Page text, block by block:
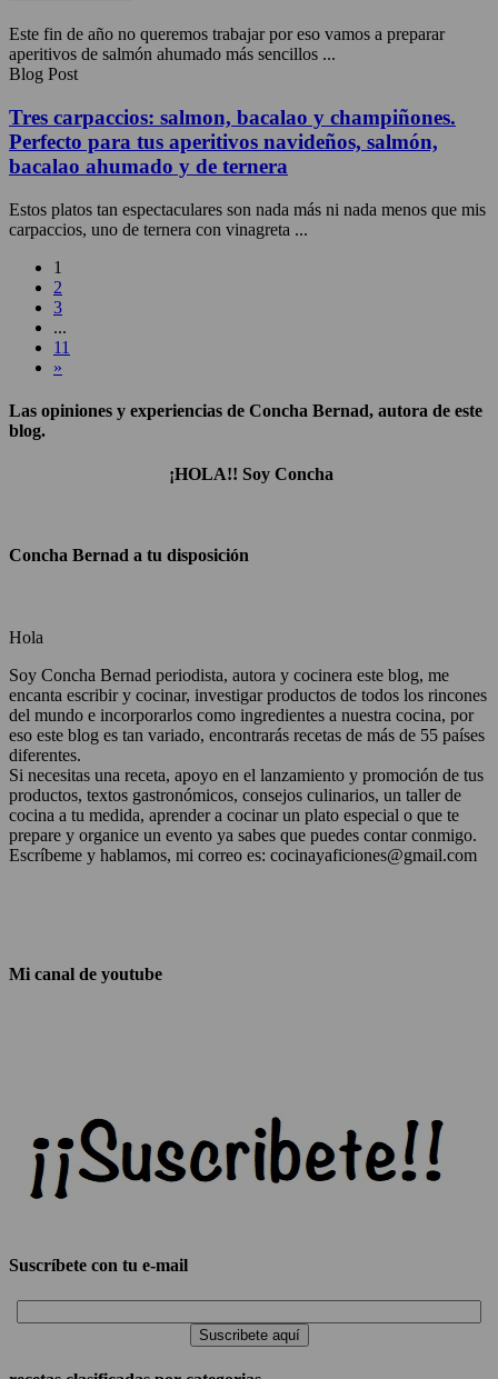
Este fin de año no queremos trabajar por eso vamos a preparar
aperitivos de salmón ahumado más sencillos ...
Blog Post
Tres carpaccios: salmon, bacalao y champiñones.
Perfecto para tus aperitivos navideños, salmón,
bacalao ahumado y de ternera
Estos platos tan espectaculares son nada más ni nada menos que mis
carpaccios, uno de ternera con vinagreta ...
1
2
3
...
11
»
Las opiniones y experiencias de Concha Bernad, autora de este
blog.
¡HOLA!! Soy Concha
Concha Bernad a tu disposición
Hola
Soy Concha Bernad periodista, autora y cocinera este blog, me
encanta escribir y cocinar, investigar productos de todos los rincones
del mundo e incorporarlos como ingredientes a nuestra cocina, por
eso este blog es tan variado, encontrarás recetas de más de 55 países
diferentes.
Si necesitas una receta, apoyo en el lanzamiento y promoción de tus
productos, textos gastronómicos, consejos culinarios, un taller de
cocina a tu medida, aprender a cocinar un plato especial o que te
prepare y organice un evento ya sabes que puedes contar conmigo.
Escríbeme y hablamos, mi correo es: cocinayaficiones@gmail.com
Mi canal de youtube
Suscríbete con tu e-mail